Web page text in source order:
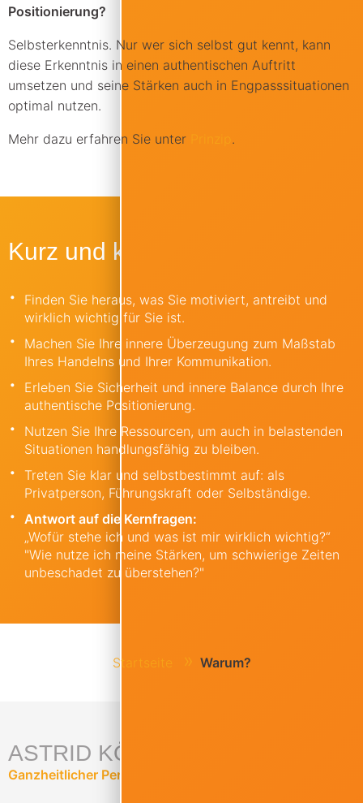
Positionierung?
Selbsterkenntnis. Nur wer sich selbst gut kennt, kann
diese Erkenntnis in einen authentischen Auftritt
umsetzen und seine Stärken auch in Engpasssituationen
optimal nutzen.
Mehr dazu erfahren Sie unter .
Kurz und knapp
Finden Sie heraus, was Sie motiviert, antreibt und
wirklich wichtig für Sie ist.
Machen Sie Ihre innere Überzeugung zum Maßstab
Ihres Handelns und Ihrer Kommunikation.
Erleben Sie Sicherheit und innere Balance durch Ihre
authentische Positionierung.
Nutzen Sie Ihre Ressourcen, um auch in belastenden
Situationen handlungsfähig zu bleiben.
Treten Sie klar und selbstbestimmt auf: als
Privatperson, Führungskraft oder Selbständige.
Antwort auf die Kernfragen:
„Wofür stehe ich und was ist mir wirklich wichtig?“
"Wie nutze ich meine Stärken, um schwierige Zeiten
unbeschadet zu überstehen?"
Startseite Warum?
ASTRID KÖHLER
Ganzheitlicher Persönlichkeitscoach, zertifiziert